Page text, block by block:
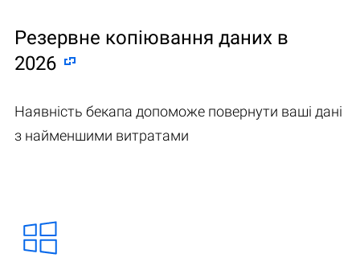
Резервне копіювання даних в
2026
Наявність бекапа допоможе повернути ваші дані
з найменшими витратами